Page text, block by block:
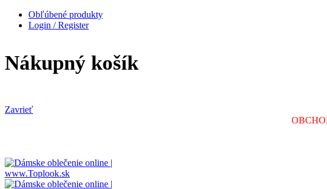
Obľúbené produkty
Login / Register
Nákupný košík
Zavrieť